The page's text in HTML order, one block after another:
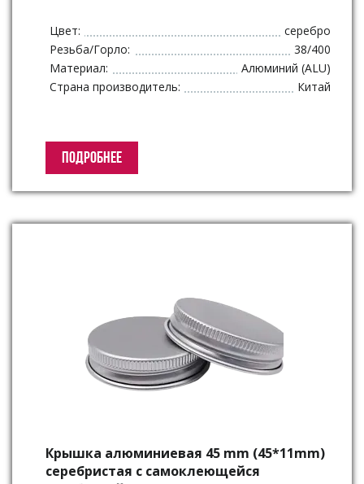
Цвет:
серебро
Резьба/Горло:
38/400
Материал:
Алюминий (ALU)
Страна производитель:
Китай
ПОДРОБНЕЕ
Крышка алюминиевая 45 mm (45*11mm)
серебристая с самоклеющейся